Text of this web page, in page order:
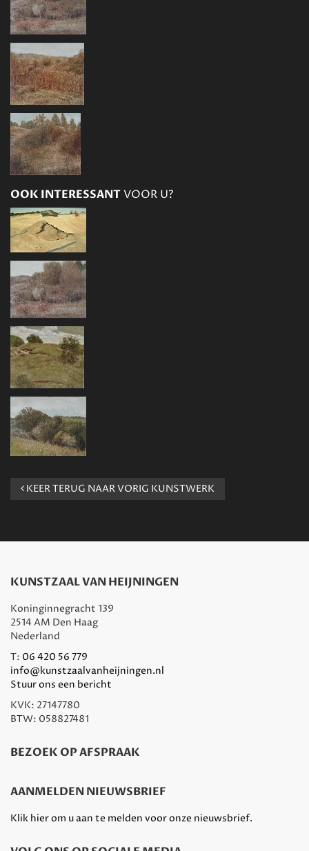
OOK INTERESSANTVOOR U?
KEER TERUG NAAR VORIG KUNSTWERK
KUNSTZAAL VAN HEIJNINGEN
Koninginnegracht 139
2514 AM Den Haag
Nederland
T: 06 420 56 779
info@kunstzaalvanheijningen.nl
Stuur ons een bericht
KVK: 27147780
BTW: 058827481
BEZOEK OP AFSPRAAK
AANMELDEN NIEUWSBRIEF
Klik hier om u aan te melden voor onze nieuwsbrief.